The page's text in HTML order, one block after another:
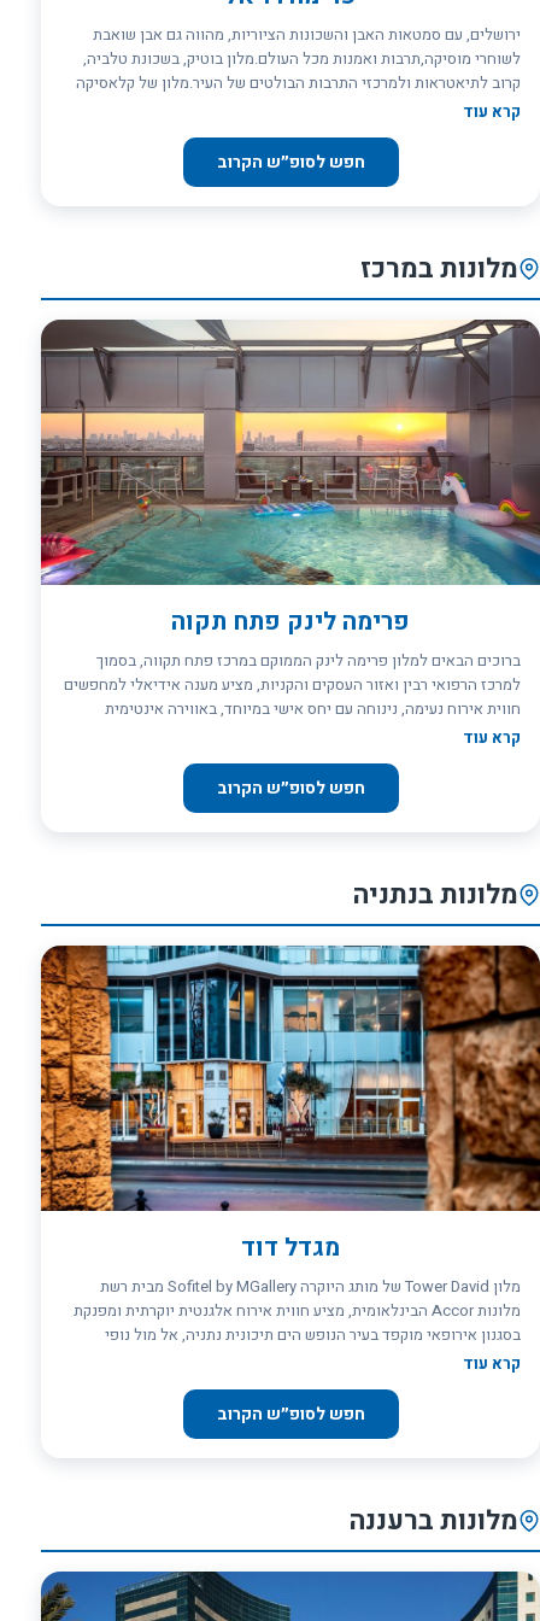
ולאסלאם.&nbsp;
ירושלים, עם סמטאות האבן והשכונות הציוריות, מהווה גם אבן שואבת
לשוחרי מוסיקה,תרבות ואמנות מכל העולם.מלון בוטיק, בשכונת טלביה,
קרוב לתיאטראות ולמרכזי התרבות הבולטים של העיר.מלון של קלאסיקה
ורוח, מארח סופרים ויוצרים המחפשים מקום לשקט והשראה.המלון נמצא
קרא עוד
חפש לסופ״ש הקרוב
מלונות במרכז
פרימה לינק פתח תקוה
ברוכים הבאים למלון פרימה לינק הממוקם במרכז פתח תקווה, בסמוך
למרכז הרפואי רבין ואזור העסקים והקניות, מציע מענה אידיאלי למחפשים
חווית אירוח נעימה, נינוחה עם יחס אישי במיוחד, באווירה אינטימית
ובתמורה הולמת. מתאים לשהייה באזור למטרה עסקית, אישית או לביקור
קטגוריות שונות. מגוון אולמות אירועים וכנסים וכן חדרי ישיבות המותאמים
קרא עוד
חפש לסופ״ש הקרוב
מלונות בנתניה
מגדל דוד
מלון Tower David של מותג היוקרה Sofitel by MGallery מבית רשת
מלונות Accor הבינלאומית, מציע חווית אירוח אלגנטית יוקרתית ומפנקת
בסגנון אירופאי מוקפד בעיר הנופש הים תיכונית נתניה, אל מול נופי
קרא עוד
חפש לסופ״ש הקרוב
מלונות ברעננה